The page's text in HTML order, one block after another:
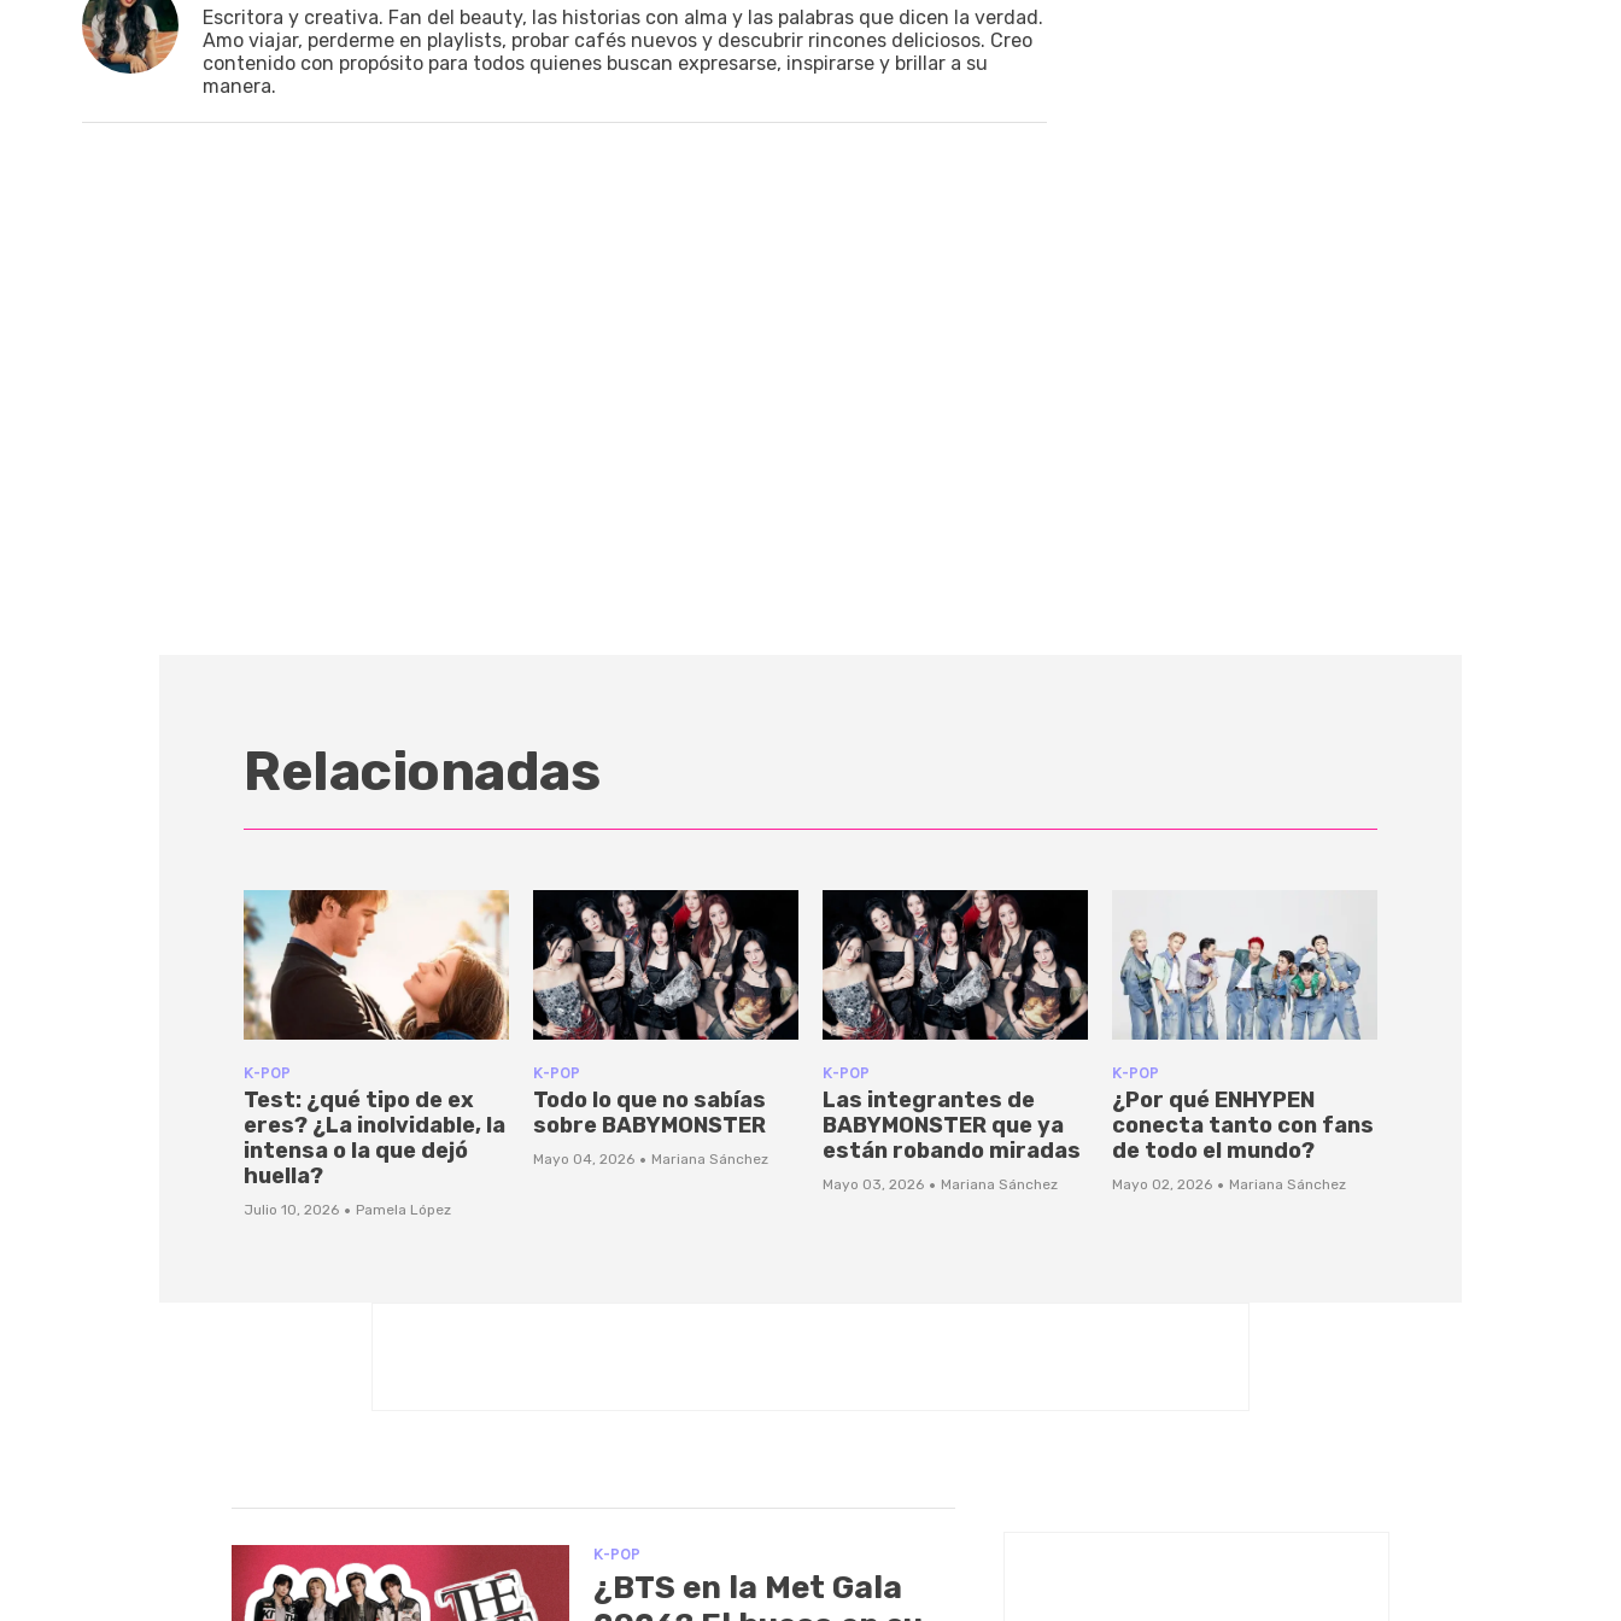
Escritora y creativa. Fan del beauty, las historias con alma y las palabras que dicen la verdad.
Amo viajar, perderme en playlists, probar cafés nuevos y descubrir rincones deliciosos. Creo
contenido con propósito para todos quienes buscan expresarse, inspirarse y brillar a su
manera.
Relacionadas
K-POP
Test: ¿qué tipo de ex
eres? ¿La inolvidable, la
intensa o la que dejó
huella?
Julio 10, 2026 · Pamela López
K-POP
Todo lo que no sabías
sobre BABYMONSTER
Mayo 04, 2026 · Mariana Sánchez
K-POP
Las integrantes de
BABYMONSTER que ya
están robando miradas
Mayo 03, 2026 · Mariana Sánchez
K-POP
¿Por qué ENHYPEN
conecta tanto con fans
de todo el mundo?
Mayo 02, 2026 · Mariana Sánchez
K-POP
¿BTS en la Met Gala